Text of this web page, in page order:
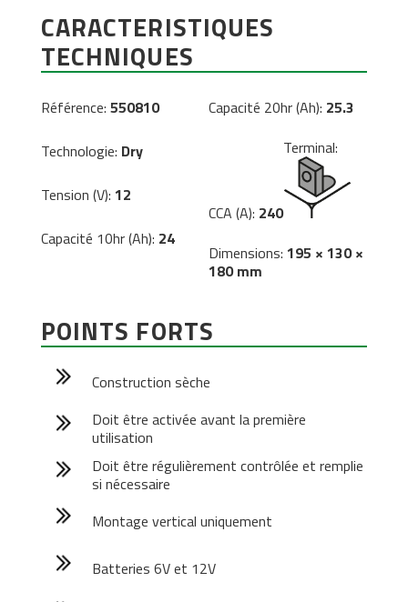
CARACTERISTIQUES
TECHNIQUES
Référence: 550810
Technologie: Dry
Tension (V): 12
Capacité 10hr (Ah): 24
Capacité 20hr (Ah): 25.3
CCA (A): 240
Terminal:
Dimensions: 195 × 130 ×
180 mm
POINTS FORTS
Construction sèche
Doit être activée avant la première
utilisation
Doit être régulièrement contrôlée et remplie
si nécessaire
Montage vertical uniquement
Batteries 6V et 12V